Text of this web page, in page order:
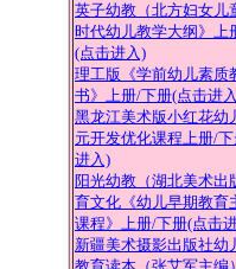
英子幼教（北方妇女儿
时代幼儿教学大纲》上
(点击进入)
理工版《学前幼儿素质
书》上册/下册(点击进
黑龙江美术版小红花幼
元开发优化课程上册/
进入)
阳光幼教（湖北美术出
育文化《幼儿早期教育
课程》上册/下册(点击
新疆美术摄影出版社幼